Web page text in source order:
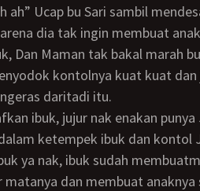
dia tak ingin membuat
kontolnya kuat kuat
daritadi itu.
ketempek ibuk dan kontol
ya nak, ibuk sudah
matanya dan membuat